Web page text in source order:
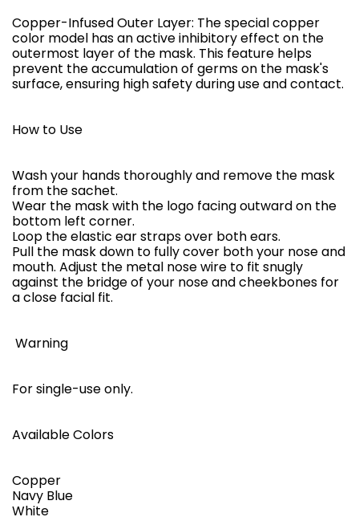
Copper-Infused Outer Layer: The special copper
color model has an active inhibitory effect on the
outermost layer of the mask. This feature helps
prevent the accumulation of germs on the mask's
surface, ensuring high safety during use and contact.
How to Use
Wash your hands thoroughly and remove the mask
from the sachet.
Wear the mask with the logo facing outward on the
bottom left corner.
Loop the elastic ear straps over both ears.
Pull the mask down to fully cover both your nose and
mouth. Adjust the metal nose wire to fit snugly
against the bridge of your nose and cheekbones for
a close facial fit.
️ Warning
For single-use only.
Available Colors
Copper
Navy Blue
White